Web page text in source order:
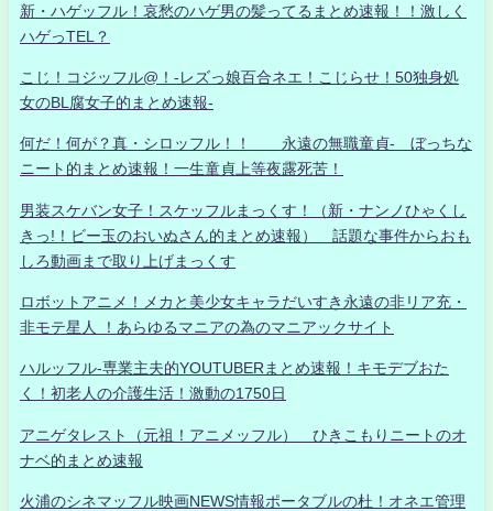
新・ハゲッフル！哀愁のハゲ男の髪ってるまとめ速報！！激しく
ハゲっTEL？
こじ！コジッフル@！-レズっ娘百合ネエ！こじらせ！50独身処
女のBL腐女子的まとめ速報-
何だ！何が？真・シロッフル！！ 永遠の無職童貞- ぼっちな
ニート的まとめ速報！一生童貞上等夜露死苦！
男装スケバン女子！スケッフルまっくす！（新・ナンノひゃくし
きっ!！ビー玉のおいぬさん的まとめ速報） 話題な事件からおも
しろ動画まで取り上げまっくす
ロボットアニメ！メカと美少女キャラだいすき永遠の非リア充・
非モテ星人 ！あらゆるマニアの為のマニアックサイト
ハルッフル-専業主夫的YOUTUBERまとめ速報！キモデブおた
く！初老人の介護生活！激動の1750日
アニゲタレスト（元祖！アニメッフル） ひきこもりニートのオ
ナベ的まとめ速報
火浦のシネマッフル映画NEWS情報ポータブルの杜！オネエ管理